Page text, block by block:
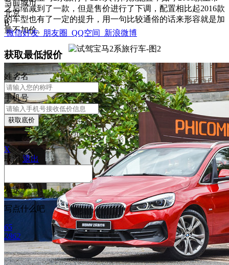
之后缩减到了一款，但是售价进行了下调，配置相比起2016款
的车型也有了一定的提升，用一句比较通俗的话来形容就是加
量不加价。
当前城市
北京
B
微信好友 朋友圈 QQ空间 新浪微博
获取最低报价
姓名名
手机号
获取底价
X
取消 退出
发送
写点什么吧
65
2862